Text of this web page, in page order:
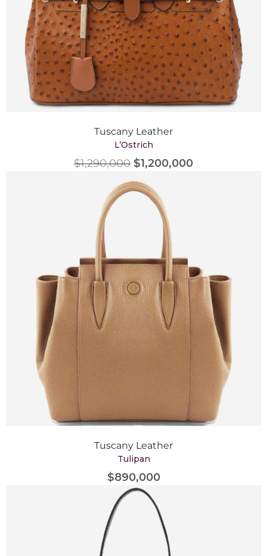
Tuscany Leather
L’Ostrich
$1,290,000 $1,200,000
Tuscany Leather
Tulipan
$890,000